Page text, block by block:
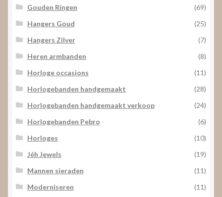
Gouden Ringen
(69)
Hangers Goud
(25)
Hangers Zilver
(7)
Heren armbanden
(8)
Horloge occasions
(11)
Horlogebanden handgemaakt
(28)
Horlogebanden handgemaakt verkoop
(24)
Horlogebanden Pebro
(6)
Horloges
(10)
Jéh Jewels
(19)
Mannen sieraden
(11)
Moderniseren
(11)